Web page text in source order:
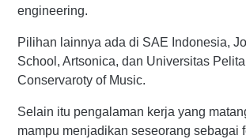
engineering.
Pilihan lainnya ada di SAE Indonesia,
School, Artsonica, dan Universitas
Conservaroty of Music.
Selain itu pengalaman kerja yang
mampu menjadikan seseorang sebagai